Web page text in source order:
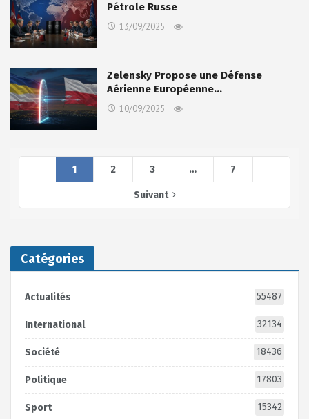
Pétrole Russe
13/09/2025
Zelensky Propose une Défense
Aérienne Européenne…
10/09/2025
1 2 3 … 7
Suivant
Catégories
Actualités 55487
International 32134
Société 18436
Politique 17803
Sport 15342